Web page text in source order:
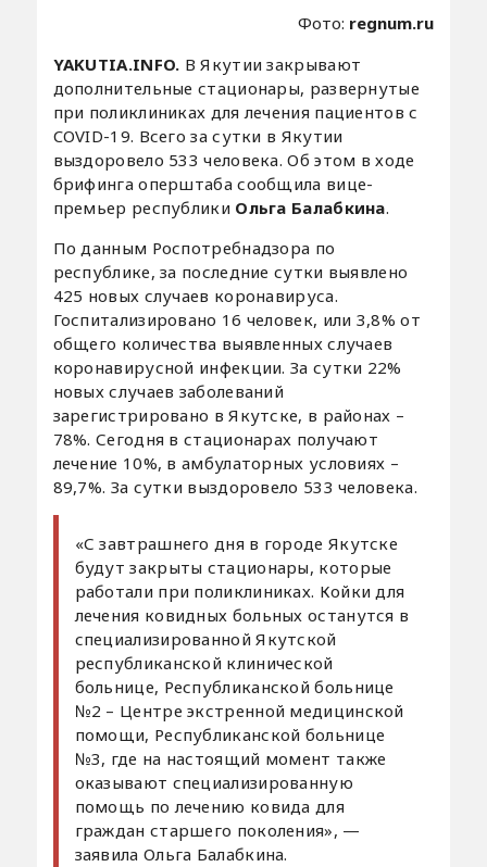
Фото: regnum.ru
YAKUTIA.INFO. В Якутии закрывают
дополнительные стационары, развернутые
при поликлиниках для лечения пациентов с
COVID-19. Всего за сутки в Якутии
выздоровело 533 человека. Об этом в ходе
брифинга оперштаба сообщила вице-
премьер республики Ольга Балабкина.
По данным Роспотребнадзора по
республике, за последние сутки выявлено
425 новых случаев коронавируса.
Госпитализировано 16 человек, или 3,8% от
общего количества выявленных случаев
коронавирусной инфекции. За сутки 22%
новых случаев заболеваний
зарегистрировано в Якутске, в районах –
78%. Сегодня в стационарах получают
лечение 10%, в амбулаторных условиях –
89,7%. За сутки выздоровело 533 человека.
«С завтрашнего дня в городе Якутске
будут закрыты стационары, которые
работали при поликлиниках. Койки для
лечения ковидных больных останутся в
специализированной Якутской
республиканской клинической
больнице, Республиканской больнице
№2 – Центре экстренной медицинской
помощи, Республиканской больнице
№3, где на настоящий момент также
оказывают специализированную
помощь по лечению ковида для
граждан старшего поколения», —
заявила Ольга Балабкина.